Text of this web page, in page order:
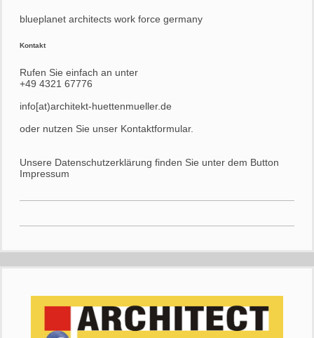
blueplanet architects work force germany
Kontakt
Rufen Sie einfach an unter
+49 4321 67776
info[at)architekt-huettenmueller.de
oder nutzen Sie unser Kontaktformular.
Unsere Datenschutzerklärung finden Sie unter dem Button
Impressum